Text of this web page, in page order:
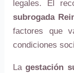
legales. El
subrogada
factores que
condiciones
Lagestación